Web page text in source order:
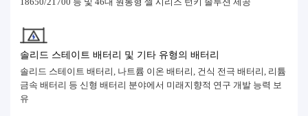
솔리드 스테이트 배터리 및 기타 유형의 배터리
솔리드 스테이트 배터리, 나트륨 이온 배터리, 건식 전극 배터리, 리튬
금속 배터리 등 신형 배터리 분야에서 미래지향적 연구 개발 능력 보
유